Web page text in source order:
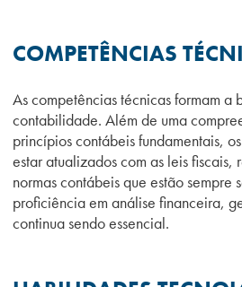
COMPETÊNCIAS
As competências técnicas formam a
contabilidade. Além de uma
princípios contábeis fundamentais,
estar atualizados com as leis fiscais,
normas contábeis que estão sempre
proficiência em análise financeira,
continua sendo essencial.